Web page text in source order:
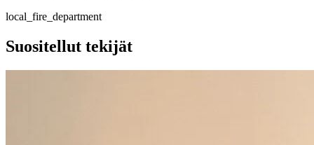
local_fire_department
Suositellut tekijät